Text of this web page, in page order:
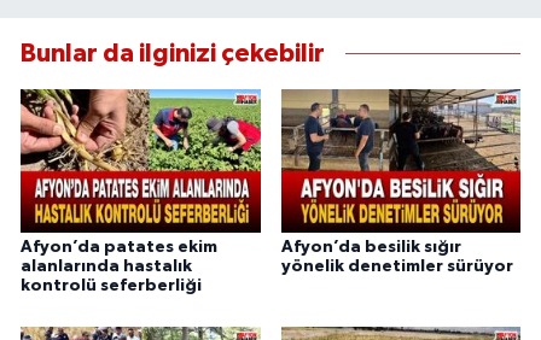
Bunlar da ilginizi çekebilir
Afyon’da patates ekim
alanlarında hastalık
kontrolü seferberliği
Afyon’da besilik sığır
yönelik denetimler sürüyor